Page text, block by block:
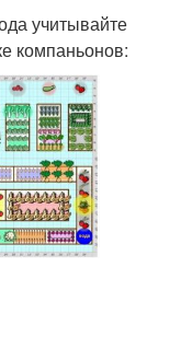
учитывайте
компаньонов: